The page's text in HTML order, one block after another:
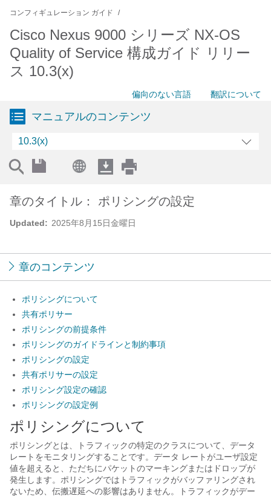
コンフィギュレーション ガイド
Cisco Nexus 9000 シリーズ NX-OS
Quality of Service 構成ガイド リリー
ス 10.3(x)
偏向のない言語 翻訳について
マニュアルのコンテンツ
10.3(x)
Updated: 2025年8月15日金曜日
章のタイトル： ポリシングの設定
章のコンテンツ
ポリシングについて
共有ポリサー
ポリシングの前提条件
ポリシングのガイドラインと制約事項
ポリシングの設定
共有ポリサーの設定
ポリシング設定の確認
ポリシングの設定例
ポリシングについて
ポリシングとは、トラフィックの特定のクラスについて、データ
レートをモニタリングすることです。データ レートがユーザ設定
値を超えると、ただちにパケットのマーキングまたはドロップが
発生します。ポリシングではトラフィックがバッファリングされ
ないため、伝搬遅延への影響はありません。トラフィックがデー